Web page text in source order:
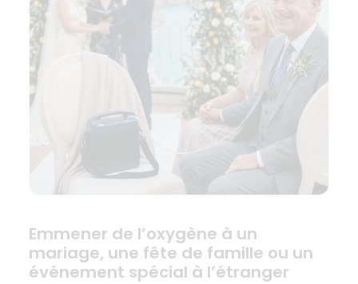
Emmener de l’oxygène à un
mariage, une fête de famille ou un
événement spécial à l’étranger